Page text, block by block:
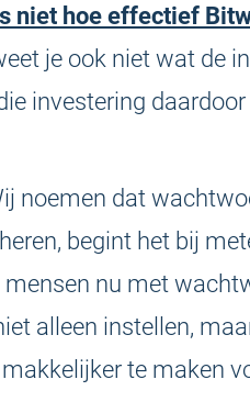
niet hoe effectief
je ook niet wat de
investering
noemen dat
begint het bij
nu met
alleen instellen,
te maken